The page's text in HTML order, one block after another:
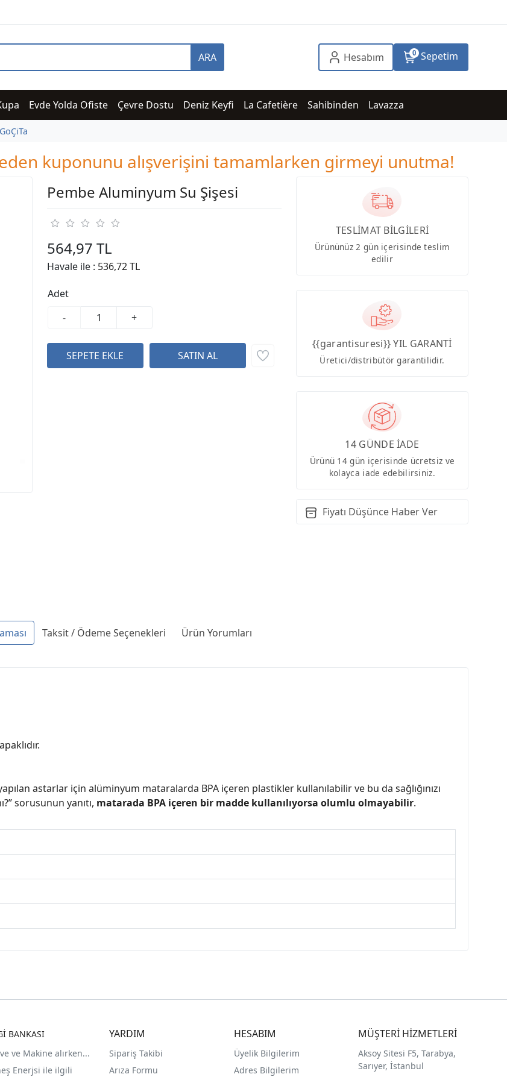
ARA Hesabım 0 Sepetim
Evde Yolda Ofiste Çevre Dostu Deniz Keyfi La Cafetière Sahibinden Lavazza
GoÇiTa
kuponunu alışverişini tamamlarken girmeyi unutma!
Pembe Aluminyum Su Şişesi
564,97 TL
Havale ile : 536,72 TL
Adet
-
+
TESLİMAT BİLGİLERİ
Ürününüz 2 gün içerisinde teslim
edilir
{{garantisuresi}} YIL GARANTİ
Üretici/distribütör garantilidir.
14 GÜNDE İADE
Ürünü 14 gün içerisinde ücretsiz ve
kolayca iade edebilirsiniz.
Fiyatı Düşünce Haber Ver
Taksit / Ödeme Seçenekleri Ürün Yorumları
astarlar için alüminyum mataralarda BPA içeren plastikler kullanılabilir ve bu da sağlığınızı
sorusunun yanıtı, matarada BPA içeren bir madde kullanılıyorsa olumlu olmayabilir.
BANKASI
ve Makine alırken...
Enerjsi ile ilgili
YARDIM
Sipariş Takibi
Arıza Formu
HESABIM
Üyelik Bilgilerim
Adres Bilgilerim
MÜŞTERİ HİZMETLERİ
Aksoy Sitesi F5, Tarabya,
Sarıyer, İstanbul